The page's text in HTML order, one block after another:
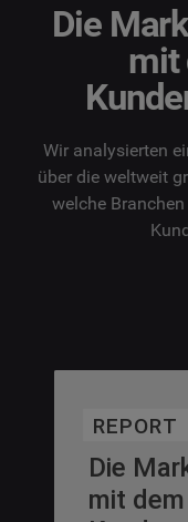
Die
mit
Wir analysierten
über die weltweit
welche